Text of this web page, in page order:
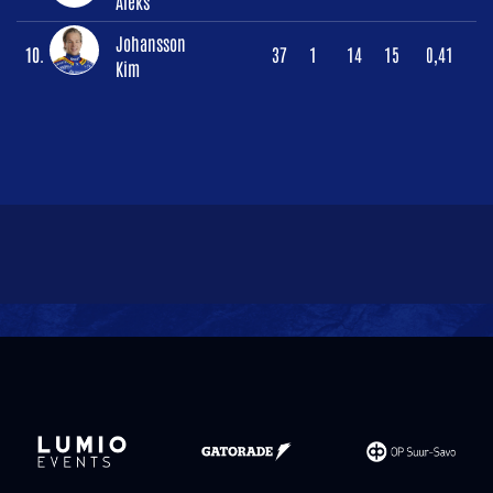
10.
Johansson
Kim
37 1 14 15 0,41